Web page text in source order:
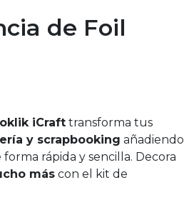
de Foil
iCraft transforma tus
y scrapbooking añadiendo
rápida y sencilla. Decora
más con el kit de